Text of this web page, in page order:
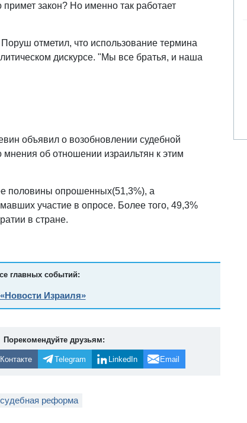
закон? Но именно так работает
отметил, что использование термина
дискурсе. "Мы все братья, и наша
объявил о возобновлении судебной
мнения об отношении израильтян к этим
половины опрошенных(51,3%), а
участие в опросе. Более того, 49,3%
в стране.
главных событий:
Израиля»
Порекомендуйте друзьям:
Telegram LinkedIn Email
судебная реформа